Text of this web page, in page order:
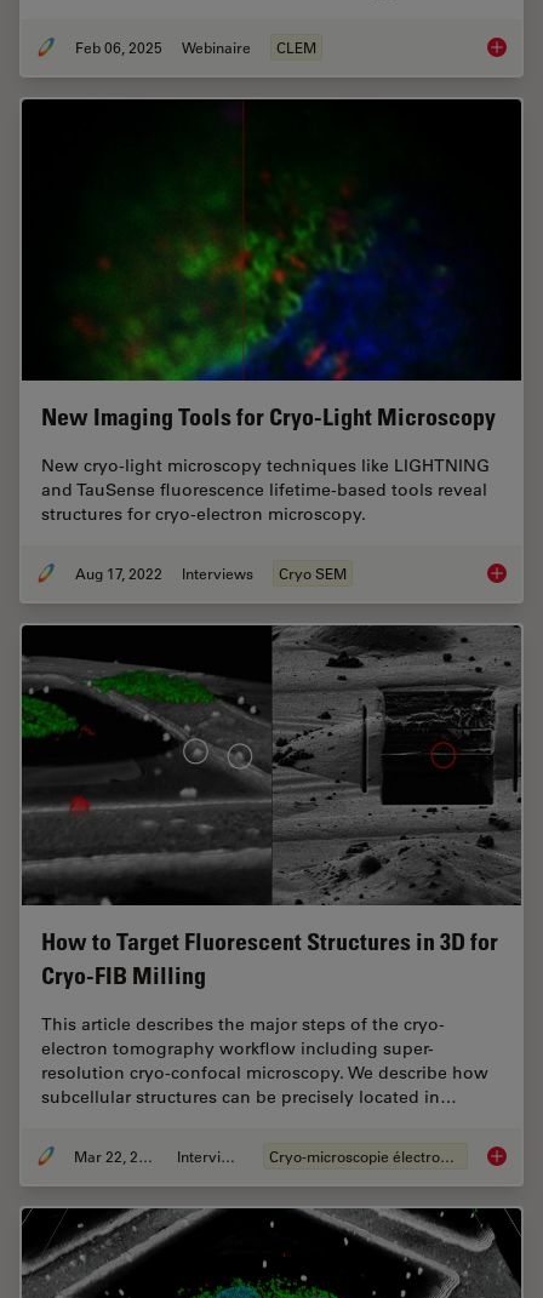
Feb 06, 2025 Webinaire CLEM From
New Imaging Tools for Cryo-Light Microscopy
New cryo-light microscopy techniques like LIGHTNING
and TauSense fluorescence lifetime-based tools reveal
structures for cryo-electron microscopy.
Aug 17, 2022 Interviews Cryo SEM New
How to Target Fluorescent Structures in 3D for
Cryo-FIB Milling
This article describes the major steps of the cryo-
electron tomography workflow including super-
resolution cryo-confocal microscopy. We describe how
subcellular structures can be precisely located in…
Mar 22, 2022 Interviews Cryo-microscopie électronique How to